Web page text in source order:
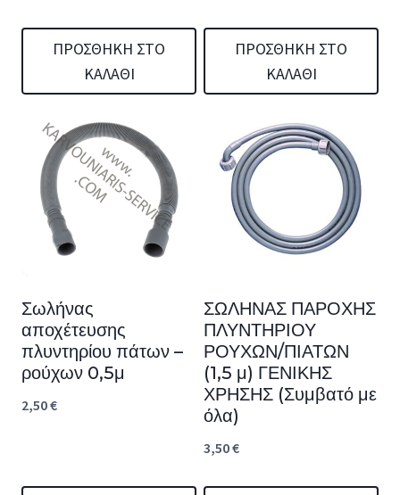
was:
39,00 €.
τιμή
είναι:
ΠΡΟΣΘΉΚΗ ΣΤΟ
ΚΑΛΆΘΙ
ΠΡΟΣΘΉΚΗ ΣΤΟ
ΚΑΛΆΘΙ
Σωλήνας
αποχέτευσης
πλυντηρίου πάτων –
ρούχων 0,5μ
2,50€
ΣΩΛΗΝΑΣ ΠΑΡΟΧΗΣ
ΠΛΥΝΤΗΡΙΟΥ
ΡΟΥΧΩΝ/ΠΙΑΤΩΝ
(1,5 μ) ΓΕΝΙΚΗΣ
ΧΡΗΣΗΣ (Συμβατό με
όλα)
3,50€